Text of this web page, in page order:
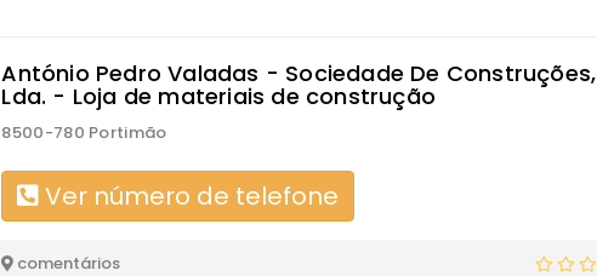
António Pedro Valadas - Sociedade De Construções,
Lda. - Loja de materiais de construção
8500-780 Portimão
Ver número de telefone
comentários